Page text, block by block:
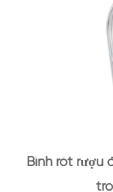
Bình rót rượu